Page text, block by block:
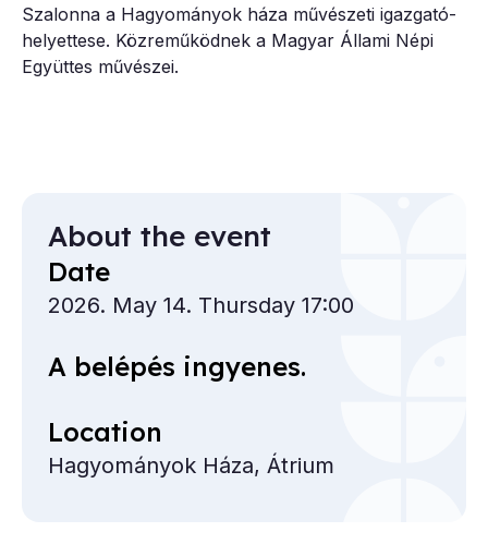
Szalonna a Hagyományok háza művészeti igazgató-
helyettese. Közreműködnek a Magyar Állami Népi
Együttes művészei.
About the event
Date
2026. May 14. Thursday 17:00
A belépés ingyenes.
Location
Hagyományok Háza, Átrium